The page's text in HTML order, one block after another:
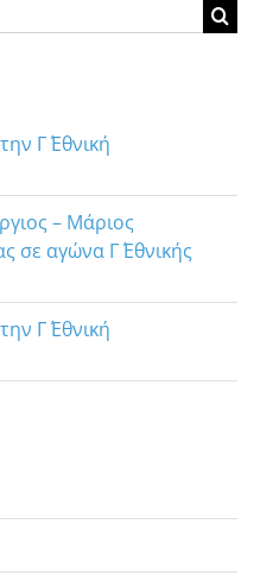
Γ΄ Εθνική
– Μάριος
σε αγώνα Γ΄ Εθνικής
Γ΄ Εθνική